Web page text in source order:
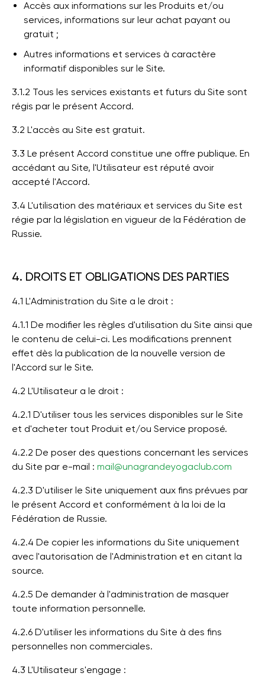
Accès aux informations sur les Produits et/ou
services, informations sur leur achat payant ou
gratuit ;
Autres informations et services à caractère
informatif disponibles sur le Site.
3.1.2 Tous les services existants et futurs du Site sont
régis par le présent Accord.
3.2 L'accès au Site est gratuit.
3.3 Le présent Accord constitue une offre publique. En
accédant au Site, l'Utilisateur est réputé avoir
accepté l'Accord.
3.4 L'utilisation des matériaux et services du Site est
régie par la législation en vigueur de la Fédération de
Russie.
4. DROITS ET OBLIGATIONS DES PARTIES
4.1 L'Administration du Site a le droit :
4.1.1 De modifier les règles d'utilisation du Site ainsi que
le contenu de celui-ci. Les modifications prennent
effet dès la publication de la nouvelle version de
l'Accord sur le Site.
4.2 L'Utilisateur a le droit :
4.2.1 D'utiliser tous les services disponibles sur le Site
et d'acheter tout Produit et/ou Service proposé.
4.2.2 De poser des questions concernant les services
du Site par e-mail : mail@unagrandeyogaclub.com
4.2.3 D'utiliser le Site uniquement aux fins prévues par
le présent Accord et conformément à la loi de la
Fédération de Russie.
4.2.4 De copier les informations du Site uniquement
avec l'autorisation de l'Administration et en citant la
source.
4.2.5 De demander à l'administration de masquer
toute information personnelle.
4.2.6 D'utiliser les informations du Site à des fins
personnelles non commerciales.
4.3 L'Utilisateur s'engage :